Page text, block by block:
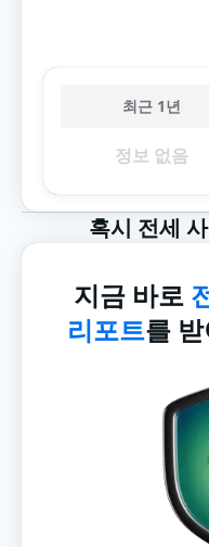
최근 1년
정보 없음
혹시 전세
지금 바로
리포트를